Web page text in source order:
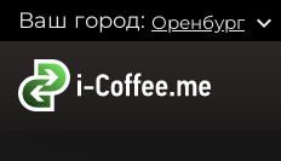
Ваш город: Оренбург expand_more